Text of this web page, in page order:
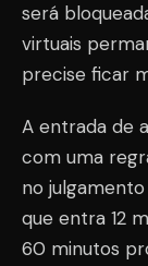
será
virtuais
precise ficar
A entrada de
com uma
no
que entra 12
60 minutos